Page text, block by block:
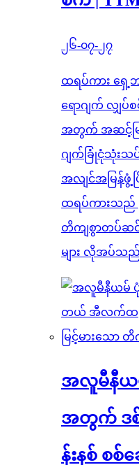
၂၆-၀၇-၂၇
ထရပ်ကား ရှေ့ဘန်ပ
ရောဂျက် လျှပ်
အတွက် အဆင့်မြင့်
ဂျက်ခြုံငုံသုံးသပ်
အလျင်အမြန်
ထရပ်ကားသည် မြ
တိကျစွာတပ်ဆ
များ လိုအပ်သည်
အလူမီနီယမ်
အတွက် ဒ
န်းနစ် စစ်ဆ